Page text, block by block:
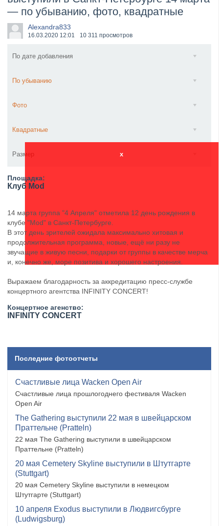
​Wacken Open Air 2027 объявил новую волну участ...
— по убыванию, фото, квадратные
Alexandra833
16.03.2020 12:01 10 311 просмотров
По дате добавления
По убыванию
Фото
Квадратные
Размер x
Площадка:
Клуб Mod
14 марта группа "4 Апреля" отметила 12 день рождения в
клубе "Mod" в Санкт-Петербурге.
В этот день зрителей ожидала максимально хитовая и
продолжительная программа, новые, ещё ни разу не
звучащие в живую песни, подарки от группы в качестве мерча
и, конечно же, море позитива и хорошего настроения.
Выражаем благодарность за аккредитацию пресс-службе
концертного агентства ​INFINITY CONCERT!
Концертное агенство:
​INFINITY CONCERT
Последние фотоотчеты
Счастливые лица Wacken Open Air
Счастливые лица прошлогоднего фестиваля Wacken
Open Air
The Gathering выступили 22 мая в швейцарском
Праттельне (Pratteln)
22 мая The Gathering выступили в швейцарском
Праттельне (Pratteln)
20 мая Cemetery Skyline выступили в Штутгарте
(Stuttgart)
20 мая Cemetery Skyline выступили в немецком
Штутгарте (Stuttgart)
10 апреля Exodus выступили в Людвигсбурге
(Ludwigsburg)